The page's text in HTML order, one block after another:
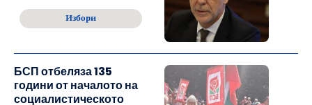
Избори
БСП отбеляза 135
години от началото на
социалистическото